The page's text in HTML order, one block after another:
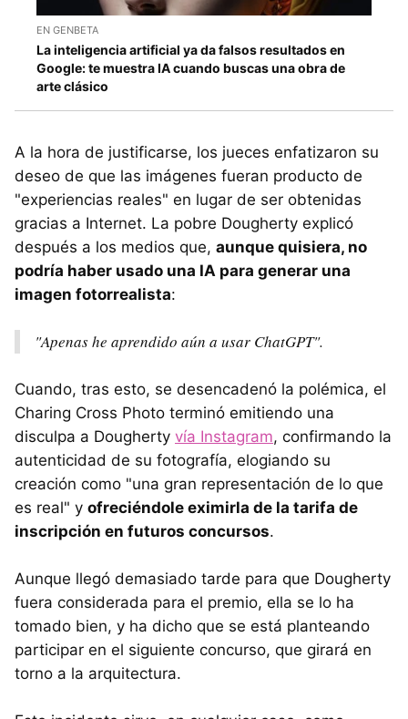
EN GENBETA
La inteligencia artificial ya da falsos resultados en
Google: te muestra IA cuando buscas una obra de
arte clásico
A la hora de justificarse, los jueces enfatizaron su
deseo de que las imágenes fueran producto de
"experiencias reales" en lugar de ser obtenidas
gracias a Internet. La pobre Dougherty explicó
después a los medios que, aunque quisiera, no
podría haber usado una IA para generar una
imagen fotorrealista:
"Apenas he aprendido aún a usar ChatGPT".
Cuando, tras esto, se desencadenó la polémica, el
Charing Cross Photo terminó emitiendo una
disculpa a Dougherty vía Instagram, confirmando la
autenticidad de su fotografía, elogiando su
creación como "una gran representación de lo que
es real" y ofreciéndole eximirla de la tarifa de
inscripción en futuros concursos.
Aunque llegó demasiado tarde para que Dougherty
fuera considerada para el premio, ella se lo ha
tomado bien, y ha dicho que se está planteando
participar en el siguiente concurso, que girará en
torno a la arquitectura.